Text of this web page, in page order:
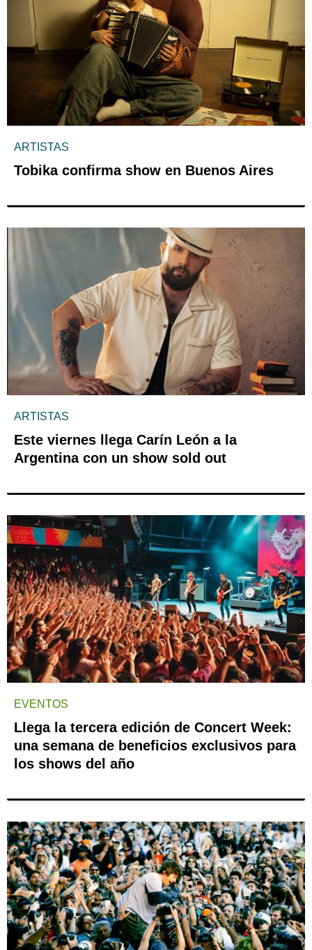
ARTISTAS
Tobika confirma show en Buenos Aires
ARTISTAS
Este viernes llega Carín León a la
Argentina con un show sold out
EVENTOS
Llega la tercera edición de Concert Week:
una semana de beneficios exclusivos para
los shows del año